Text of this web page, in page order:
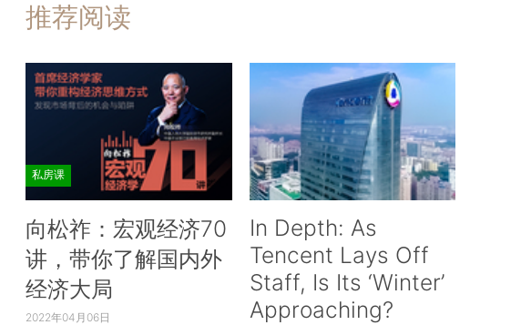
推荐阅读
私房课
向松祚：宏观经济70
讲，带你了解国内外
经济大局
2022年04月06日
In Depth: As
Tencent Lays Off
Staff, Is Its ‘Winter’
Approaching?